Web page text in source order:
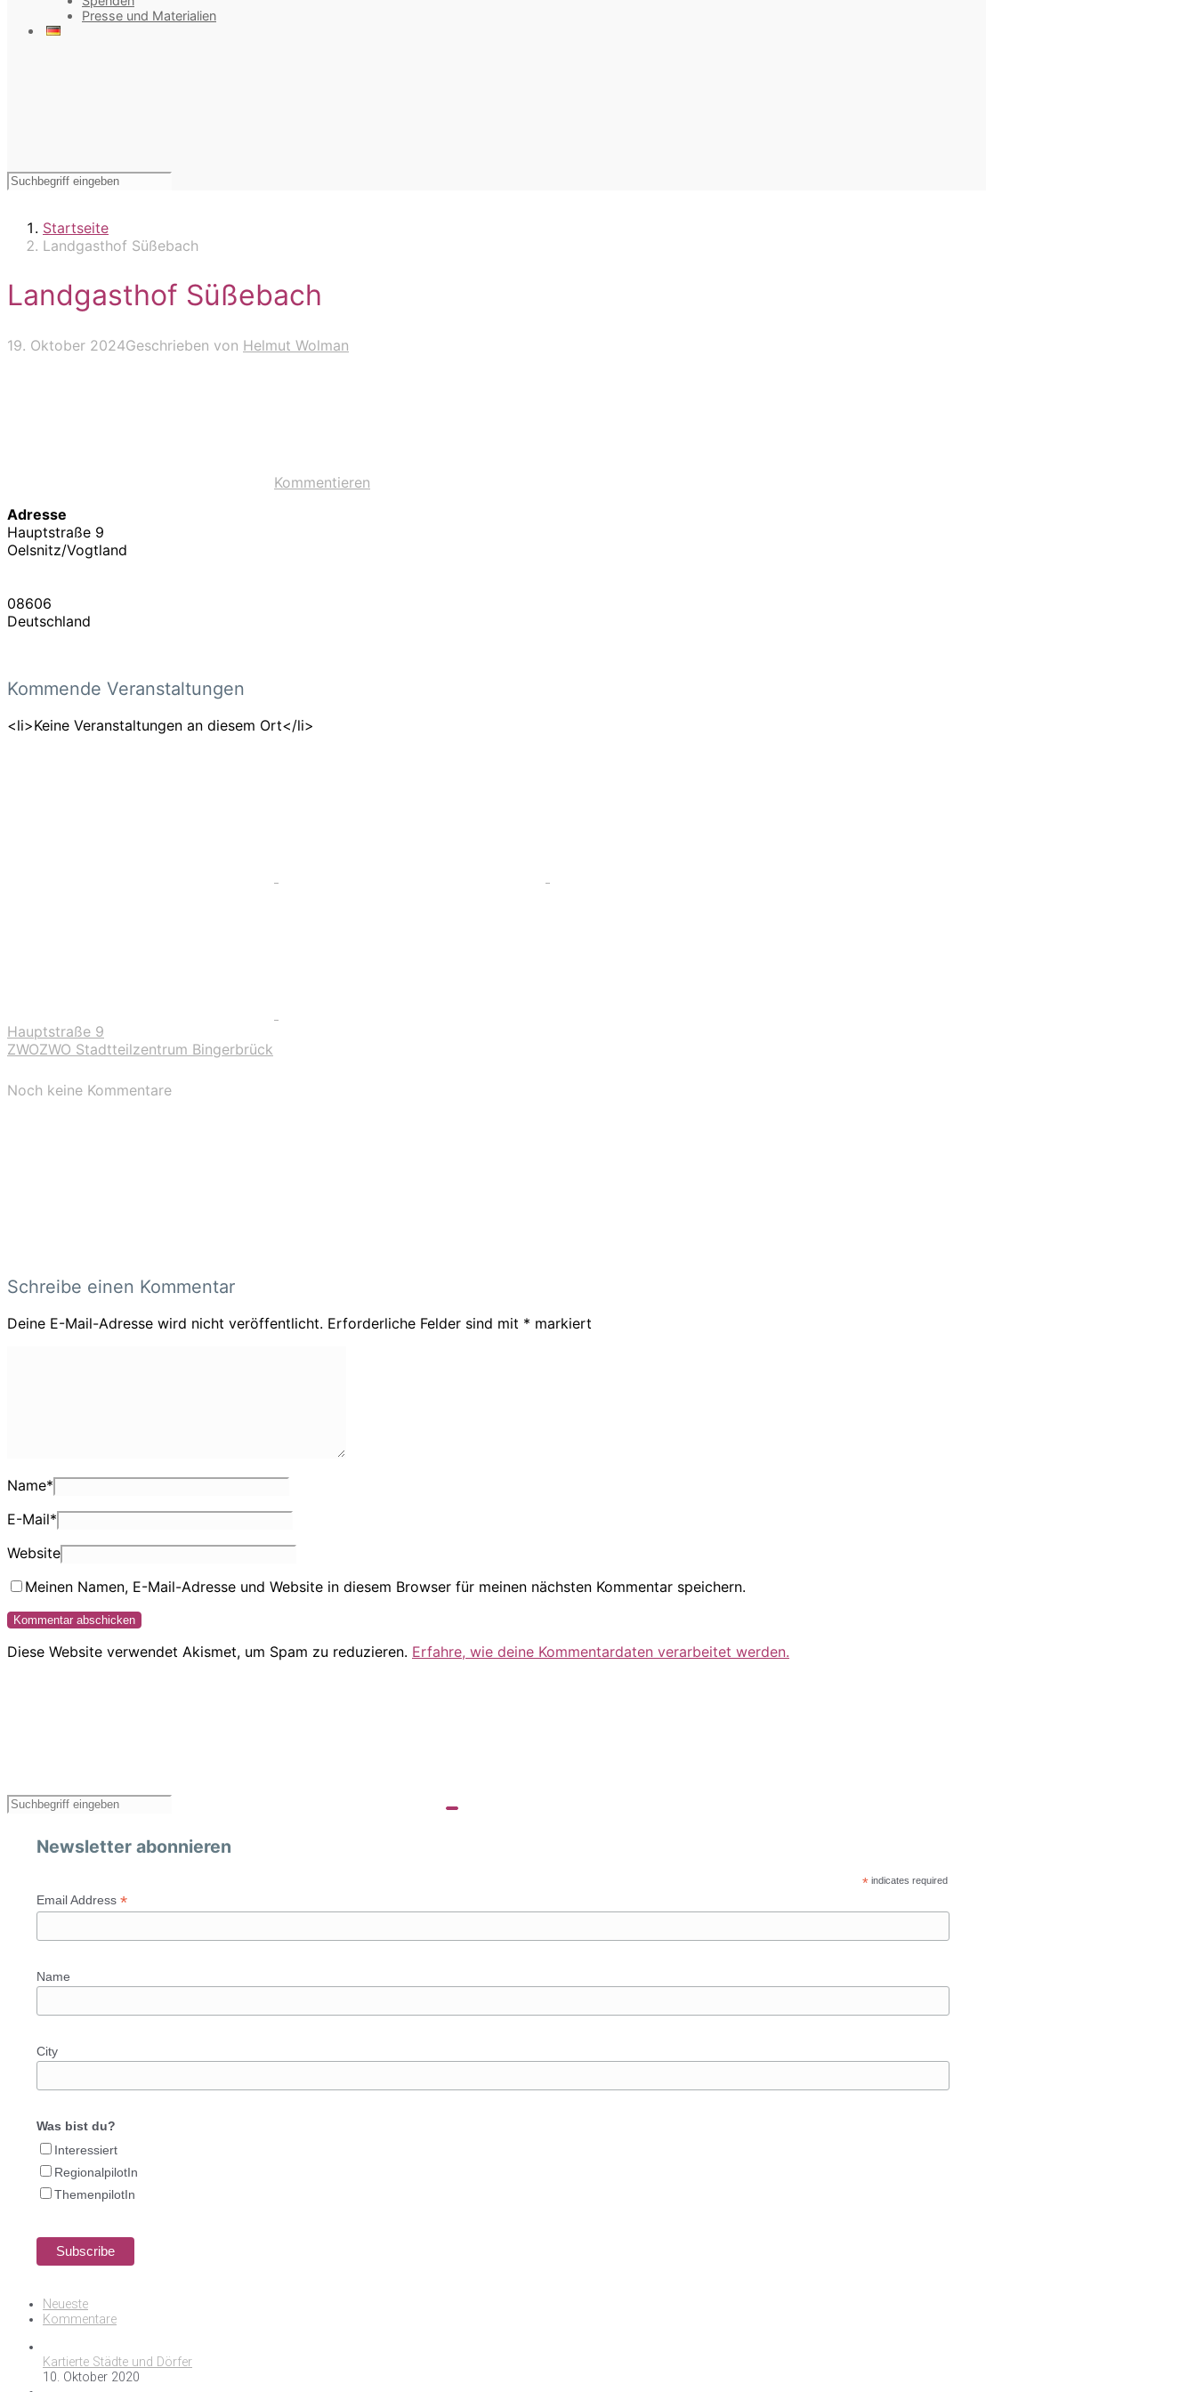
Presse und Materialien
Startseite
Landgasthof Süßebach
Landgasthof Süßebach
19. Oktober 2024Geschrieben von Helmut Wolman
Kommentieren
Adresse
Hauptstraße 9
Oelsnitz/Vogtland
08606
Deutschland
Kommende Veranstaltungen
<li>Keine Veranstaltungen an diesem Ort</li>
Hauptstraße 9
ZWOZWO Stadtteilzentrum Bingerbrück
Noch keine Kommentare
Schreibe einen Kommentar
Deine E-Mail-Adresse wird nicht veröffentlicht. Erforderliche Felder sind mit * markiert
Name*
E-Mail*
Website
Meinen Namen, E-Mail-Adresse und Website in diesem Browser für meinen nächsten Kommentar speichern.
Diese Website verwendet Akismet, um Spam zu reduzieren. Erfahre, wie deine Kommentardaten verarbeitet werden.
Newsletter abonnieren
* indicates required
Email Address *
Name
City
Was bist du?
Interessiert
RegionalpilotIn
ThemenpilotIn
Neueste
Kommentare
Kartierte Städte und Dörfer
10. Oktober 2020